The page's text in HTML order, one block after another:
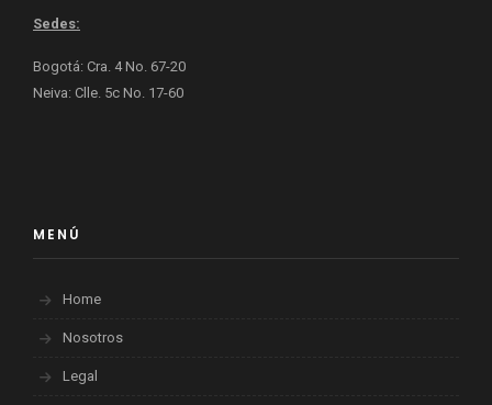
Sedes:
Bogotá: Cra. 4 No. 67-20
Neiva: Clle. 5c No. 17-60
MENÚ
Home
Nosotros
Legal